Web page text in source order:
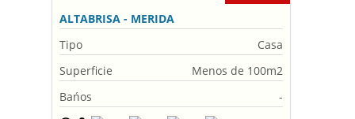
ALTABRISA - MERIDA
Tipo
Casa
Superficie
Menos de 100m2
Bańos
-